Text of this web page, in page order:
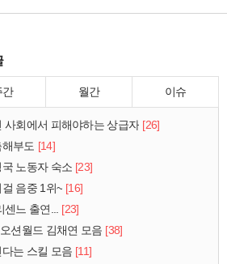
간 월간 이슈
사회에서 피해야하는 상급자 [26]
부도 [14]
노동자 숙소 [23]
음중 1위~ [16]
센느 출연... [23]
션월드 김채연 모음 [38]
는 스킬 모음 [11]